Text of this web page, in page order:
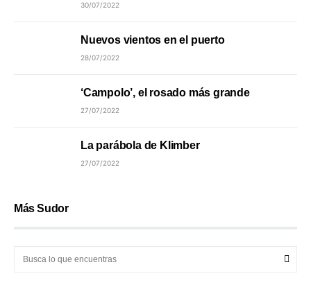
30/07/2022
Nuevos vientos en el puerto
28/07/2022
‘Campolo’, el rosado más grande
27/07/2022
La parábola de Klimber
27/07/2022
Más Sudor